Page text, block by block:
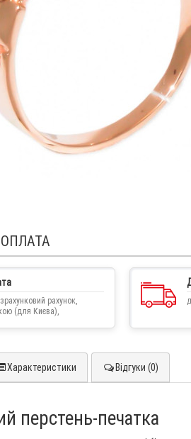
рахунок,
(для Києва),
Характеристики Відгуки (0)
перстень-печатка